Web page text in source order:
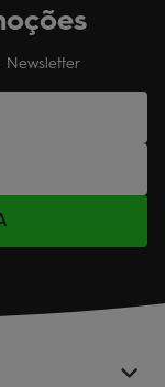
Newsletter